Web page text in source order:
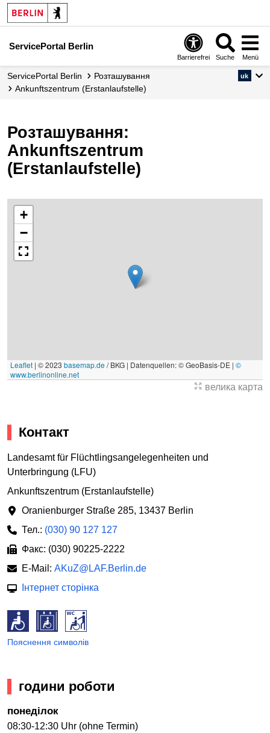
ServicePortal Berlin
Barrierefrei Suche Menü
ServicePortal Berlin
Розташування
Ankunftszentrum (Erstanlaufstelle)
uk
Розташування:
Ankunftszentrum
(Erstanlaufstelle)
+
−
Leaflet | © 2023 basemap.de/ BKG | Datenquellen: © GeoBasis-DE | ©
www.berlinonline.net
велика карта
Контакт
Landesamt für Flüchtlingsangelegenheiten und
Unterbringung (LFU)
Ankunftszentrum (Erstanlaufstelle)
Oranienburger Straße 285, 13437 Berlin
Тел.: (030) 90 127 127
Факс: (030) 90225-2222
E-Mail: AKuZ@LAF.Berlin.de
Інтернет сторінка
Пояснення символів
години роботи
понеділок
08:30-12:30 Uhr (ohne Termin)